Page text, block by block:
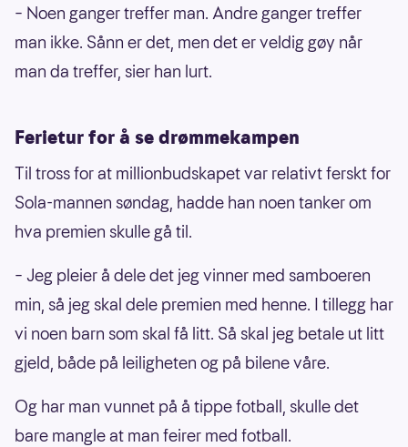
– Noen ganger treffer man. Andre ganger treffer
man ikke. Sånn er det, men det er veldig gøy når
man da treffer, sier han lurt.
Ferietur for å se drømmekampen
Til tross for at millionbudskapet var relativt ferskt for
Sola-mannen søndag, hadde han noen tanker om
hva premien skulle gå til.
– Jeg pleier å dele det jeg vinner med samboeren
min, så jeg skal dele premien med henne. I tillegg har
vi noen barn som skal få litt. Så skal jeg betale ut litt
gjeld, både på leiligheten og på bilene våre.
Og har man vunnet på å tippe fotball, skulle det
bare mangle at man feirer med fotball.